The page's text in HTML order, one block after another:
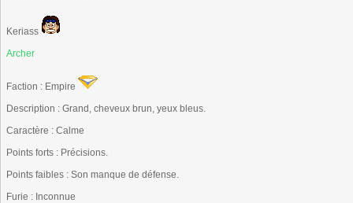
Keriass
Archer
Faction : Empire
Description : Grand, cheveux brun, yeux bleus.
Caractère : Calme
Points forts : Précisions.
Points faibles : Son manque de défense.
Furie : Inconnue